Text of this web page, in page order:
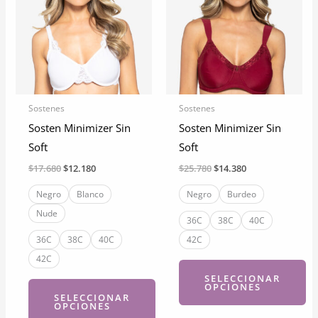
opciones
se
pueden
elegir
página
variantes.
Las
opciones
se
pueden
producto
Sostenes
Sosten Minimizer Sin
Soft
$17.680El
original
era:
$17.680.
$12.180El
actual
es:
Negro
Blanco
Nude
36C 38C
40C
42C
SELECCIONAR
OPCIONES
Sostenes
Sosten Minimizer Sin
Soft
$25.780El
original
era:
$25.780.
$14.380El
actual
es:
$14.380.
Negro Burdeo
36C 38C
40C
42C
SELECCIONAR
OPCIONES